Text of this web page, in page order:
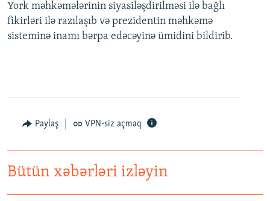
York məhkəmələrinin siyasiləşdirilməsi ilə bağlı
fikirləri ilə razılaşıb və prezidentin məhkəmə
sisteminə inamı bərpa edəcəyinə ümidini bildirib.
Paylaş VPN-siz açmaq
Bütün xəbərləri izləyin